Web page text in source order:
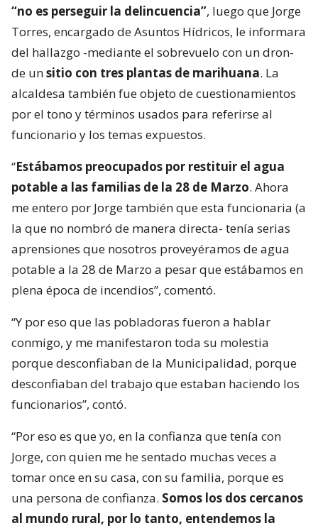
“no es perseguir la delincuencia”, luego que Jorge
Torres, encargado de Asuntos Hídricos, le informara
del hallazgo -mediante el sobrevuelo con un dron-
de unsitio con tres plantas de marihuana. La
alcaldesa también fue objeto de cuestionamientos
por el tono y términos usados para referirse al
funcionario y los temas expuestos.
“Estábamos preocupados por restituir el agua
potable a las familias de la 28 de Marzo. Ahora
me entero por Jorge también que esta funcionaria (a
la que no nombró de manera directa- tenía serias
aprensiones que nosotros proveyéramos de agua
potable a la 28 de Marzo a pesar que estábamos en
plena época de incendios”, comentó.
“Y por eso que las pobladoras fueron a hablar
conmigo, y me manifestaron toda su molestia
porque desconfiaban de la Municipalidad, porque
desconfiaban del trabajo que estaban haciendo los
funcionarios”, contó.
“Por eso es que yo, en la confianza que tenía con
Jorge, con quien me he sentado muchas veces a
tomar once en su casa, con su familia, porque es
una persona de confianza. Somos los dos cercanos
al mundo rural, por lo tanto, entendemos la